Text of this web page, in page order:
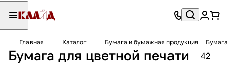
Главная Каталог Бумага и бумажная продукция
Бумага для цветной печати 42